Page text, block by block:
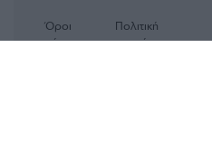
Όροι
χρήσης
Πολιτική
απορρήτου